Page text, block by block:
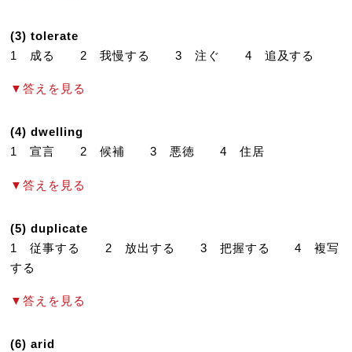
(3) tolerate
1 成る 2 我慢する 3 注ぐ 4 追及する
▼答えを見る
(4) dwelling
1 宣言 2 候補 3 悪徳 4 住居
▼答えを見る
(5) duplicate
1 従事する 2 放出する 3 把握する 4 複写
する
▼答えを見る
(6) arid